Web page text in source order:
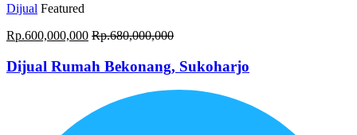
Dijual Featured
Rp.600,000,000 Rp.680,000,000
Dijual Rumah Bekonang, Sukoharjo